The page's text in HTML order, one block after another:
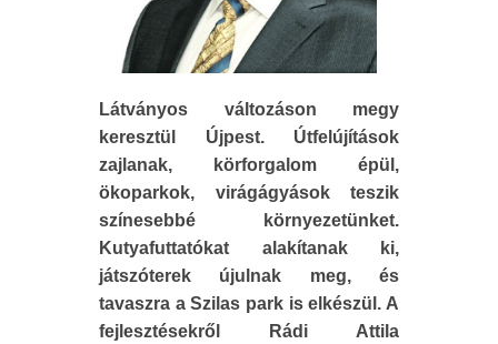
Látványos változáson megy
keresztül Újpest. Útfelújítások
zajlanak, körforgalom épül,
ökoparkok, virágágyások teszik
színesebbé környezetünket.
Kutyafuttatókat alakítanak ki,
játszóterek újulnak meg, és
tavaszra a Szilas park is elkészül. A
fejlesztésekről Rádi Attila